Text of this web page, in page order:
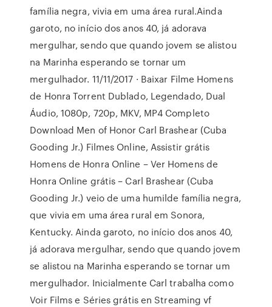
família negra, vivia em uma área rural.Ainda
garoto, no início dos anos 40, já adorava
mergulhar, sendo que quando jovem se alistou
na Marinha esperando se tornar um
mergulhador. 11/11/2017 · Baixar Filme Homens
de Honra Torrent Dublado, Legendado, Dual
Áudio, 1080p, 720p, MKV, MP4 Completo
Download Men of Honor Carl Brashear (Cuba
Gooding Jr.) Filmes Online, Assistir grátis
Homens de Honra Online – Ver Homens de
Honra Online grátis – Carl Brashear (Cuba
Gooding Jr.) veio de uma humilde família negra,
que vivia em uma área rural em Sonora,
Kentucky. Ainda garoto, no início dos anos 40,
já adorava mergulhar, sendo que quando jovem
se alistou na Marinha esperando se tornar um
mergulhador. Inicialmente Carl trabalha como
Voir Films e Séries grátis en Streaming vf